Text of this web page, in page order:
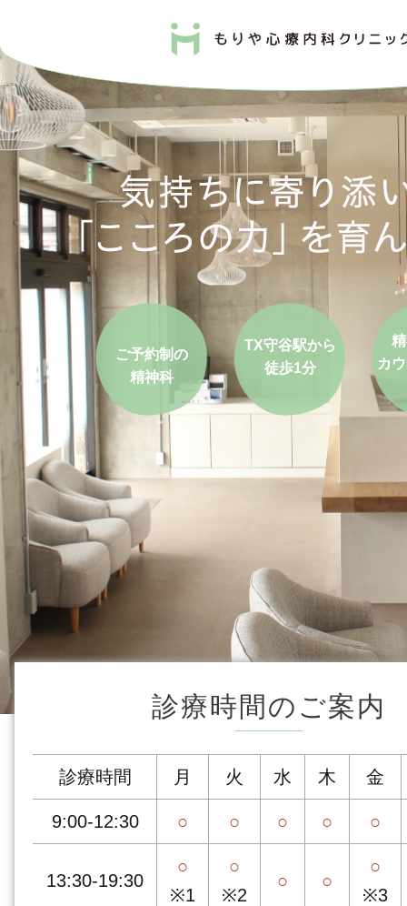
ご予約制の
精神科
TX守谷駅から
徒歩1分
カ
診療時間のご案内
診療時間 月 火 水 木 金
9:00-12:30 ○ ○ ○ ○ ○
13:30-19:30
○
※1
○
※2
○ ○
○
※3